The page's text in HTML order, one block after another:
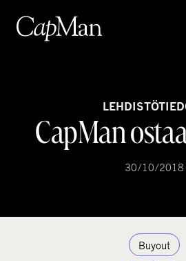
sisältöön
CapMan
30/10/2018
Buyout